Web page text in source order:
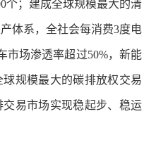
个；建成全球规模最大的清
体系，全社会每消费3度电
市场渗透率超过50%，新能
规模最大的碳排放权交易
易市场实现稳起步、稳运